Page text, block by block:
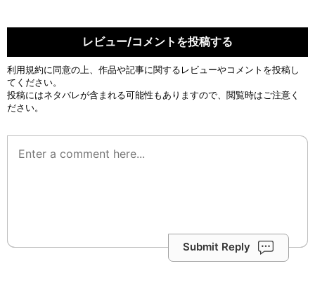
レビュー/コメントを投稿する
利用規約に同意の上、作品や記事に関するレビューやコメントを投稿し
てください。
投稿にはネタバレが含まれる可能性もありますので、閲覧時はご注意く
ださい。
Submit Reply